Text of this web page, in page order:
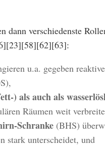
dann verschiedenste
u.a. gegeben reaktive
) als auch als
Räumen weit
Schranke (BHS)
stark unterscheidet, und